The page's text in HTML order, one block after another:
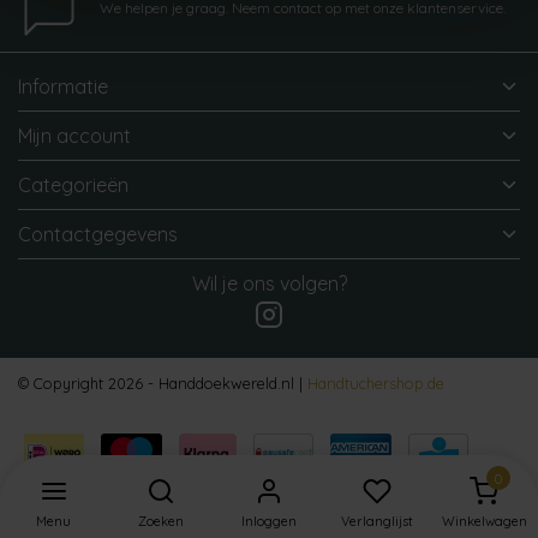
We helpen je graag. Neem contact op met onze klantenservice.
Informatie
Mijn account
Categorieën
Contactgegevens
Wil je ons volgen?
© Copyright 2026 - Handdoekwereld.nl | Handtuchershop.de
Menu Zoeken Inloggen Verlanglijst
0
Winkelwagen